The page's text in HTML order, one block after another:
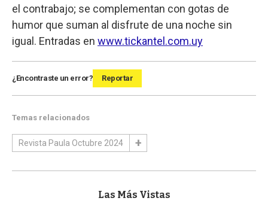
el contrabajo; se complementan con gotas de
humor que suman al disfrute de una noche sin
igual. Entradas en www.tickantel.com.uy
¿Encontraste un error? Reportar
Temas relacionados
Revista Paula Octubre 2024
Las Más Vistas